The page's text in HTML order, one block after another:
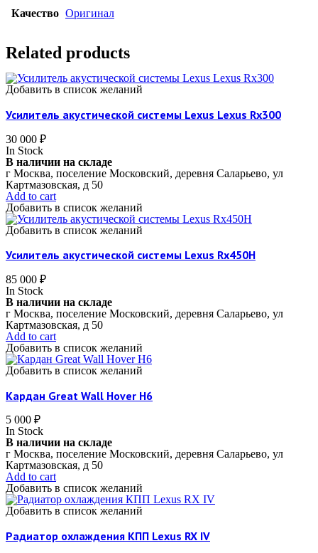
Качество Оригинал
Related products
Добавить в список желаний
Усилитель акустической системы Lexus Lexus Rx300
30 000 ₽
In Stock
В наличии на складе
г Москва, поселение Московский, деревня Саларьево, ул
Картмазовская, д 50
Add to cart
Добавить в список желаний
Добавить в список желаний
Усилитель акустической системы Lexus Rx450H
85 000 ₽
In Stock
В наличии на складе
г Москва, поселение Московский, деревня Саларьево, ул
Картмазовская, д 50
Add to cart
Добавить в список желаний
Добавить в список желаний
Кардан Great Wall Hover H6
5 000 ₽
In Stock
В наличии на складе
г Москва, поселение Московский, деревня Саларьево, ул
Картмазовская, д 50
Add to cart
Добавить в список желаний
Добавить в список желаний
Радиатор охлаждения КПП Lexus RX IV